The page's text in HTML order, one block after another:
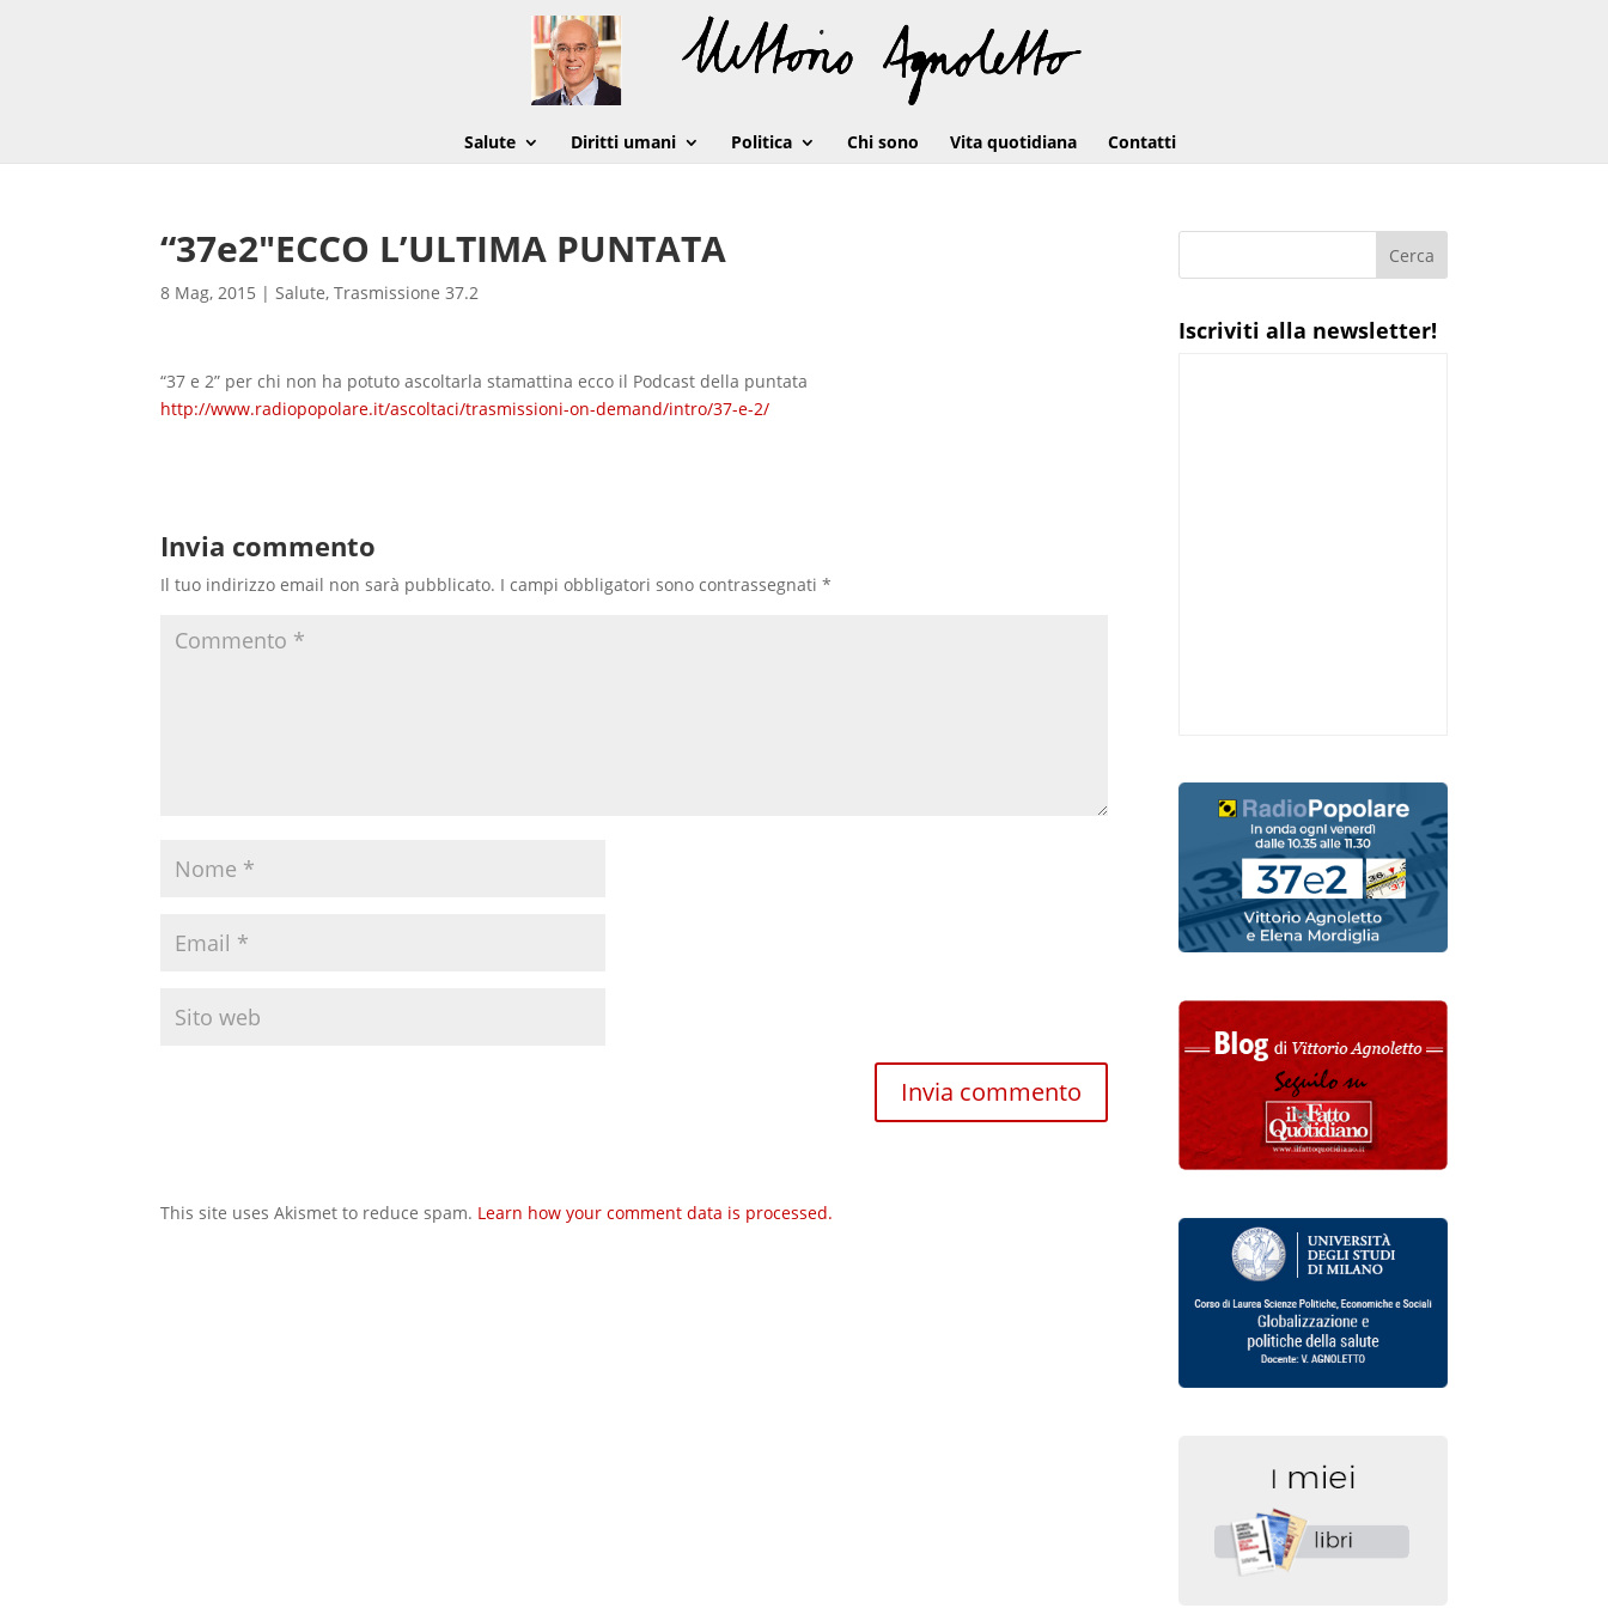
Salute Diritti umani Politica Chi sono Vita quotidiana Contatti
“37e2″ECCO L’ULTIMA PUNTATA
8 Mag, 2015 |Salute,Trasmissione 37.2
“37 e 2” per chi non ha potuto ascoltarla stamattina ecco il Podcast della puntata
http://www.radiopopolare.it/ascoltaci/trasmissioni-on-demand/intro/37-e-2/
Invia commento
Il tuo indirizzo email non sarà pubblicato. I campi obbligatori sono contrassegnati*
This site uses Akismet to reduce spam. Learn how your comment data is processed.
Iscriviti alla newsletter!